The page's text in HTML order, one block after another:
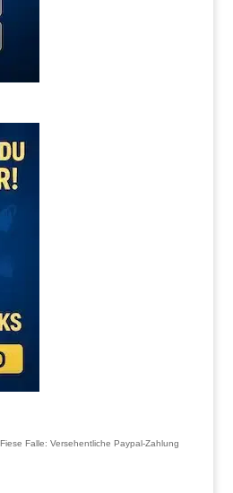
Fiese Falle: Versehentliche Paypal-Zahlung